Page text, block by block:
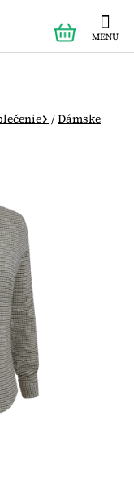
KOŠÍK
/Dámske